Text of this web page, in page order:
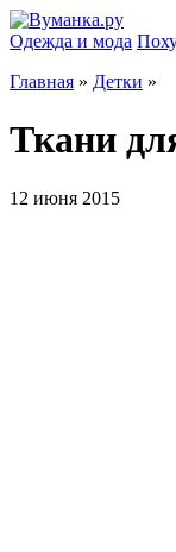
Одежда и мода
Главная » Детки »
Ткани
12 июня 2015